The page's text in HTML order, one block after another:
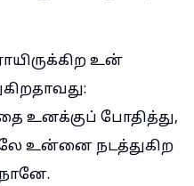
உன்
உனக்குப் போதித்து,
உன்னை நடத்துகிற